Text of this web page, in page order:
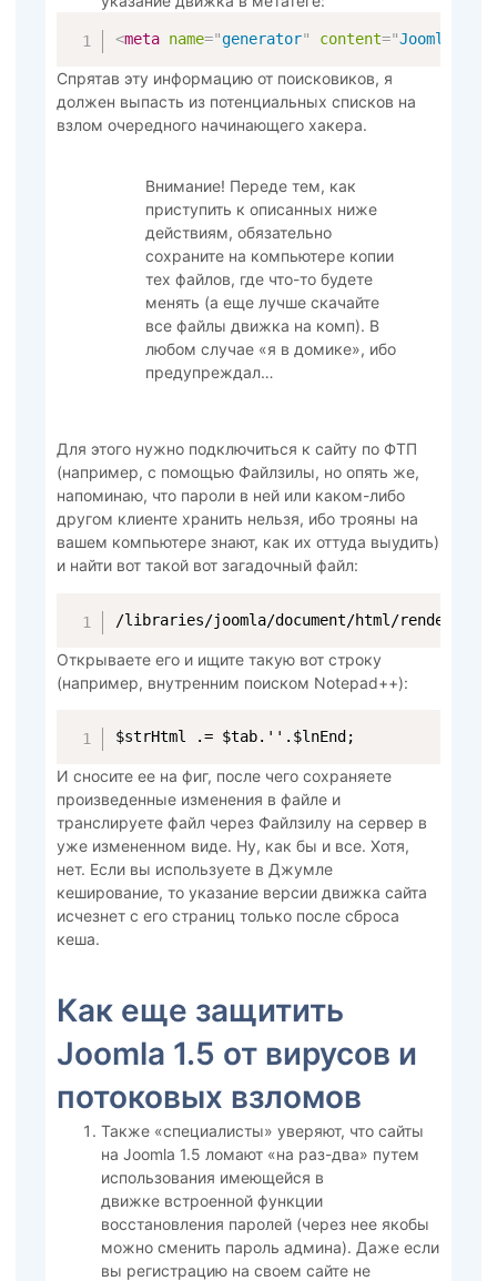
<meta name="generator" content="Joomla! 1.5
Спрятав эту информацию от поисковиков, я
должен выпасть из потенциальных списков на
взлом очередного начинающего хакера.
Внимание! Переде тем, как
приступить к описанных ниже
действиям, обязательно
сохраните на компьютере копии
тех файлов, где что-то будете
менять (а еще лучше скачайте
все файлы движка на комп). В
любом случае «я в домике», ибо
предупреждал…
Для этого нужно подключиться к сайту по ФТП
(например, с помощью Файлзилы, но опять же,
напоминаю, что пароли в ней или каком-либо
другом клиенте хранить нельзя, ибо трояны на
вашем компьютере знают, как их оттуда выудить)
и найти вот такой вот загадочный файл:
/libraries/joomla/document/html/renderer/
Открываете его и ищите такую вот строку
(например, внутренним поиском Notepad++):
$strHtml .= $tab.''.$lnEnd;
И сносите ее на фиг, после чего сохраняете
произведенные изменения в файле и
транслируете файл через Файлзилу на сервер в
уже измененном виде. Ну, как бы и все. Хотя,
нет. Если вы используете в Джумле
кеширование, то указание версии движка сайта
исчезнет с его страниц только после сброса
кеша.
Как еще защитить
Joomla 1.5 от вирусов и
потоковых взломов
Также «специалисты» уверяют, что сайты
на Joomla 1.5 ломают «на раз-два» путем
использования имеющейся в
движке встроенной функции
восстановления паролей (через нее якобы
можно сменить пароль админа). Даже если
вы регистрацию на своем сайте не